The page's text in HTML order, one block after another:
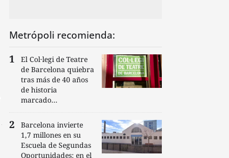
Metrópoli recomienda:
El Col·legi de Teatre
de Barcelona quiebra
tras más de 40 años
de historia
marcado...
Barcelona invierte
1,7 millones en su
Escuela de Segundas
Oportunidades: en el